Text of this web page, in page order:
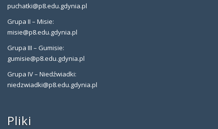
puchatki@p8.edu.gdynia.pl
Grupa II – Misie:
misie@p8.edu.gdynia.pl
Grupa III – Gumisie:
gumisie@p8.edu.gdynia.pl
Grupa IV – Niedźwiadki:
niedzwiadki@p8.edu.gdynia.pl
Pliki